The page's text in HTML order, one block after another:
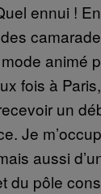
ennui !
animé
fois à
un
Je
aussi
du pôle